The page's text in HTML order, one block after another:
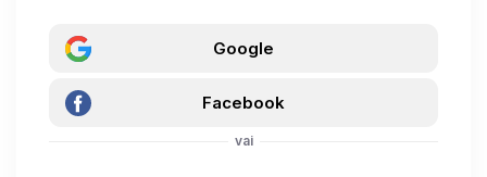
Google
Facebook
vai